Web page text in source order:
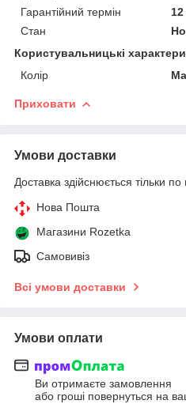
Гарантійний термін
12
Стан
Користувальницькі
Колір
Приховати
Умови доставки
Доставка здійснюється тільки по
Нова Пошта
Магазини Rozetka
Самовивіз
Всі умови доставки
Умови оплати
Ви отримаєте замовлення
або гроші повернуться на